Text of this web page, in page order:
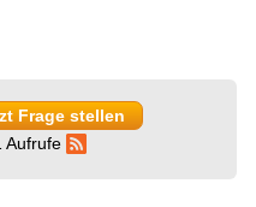
Frage stellen
Aufrufe